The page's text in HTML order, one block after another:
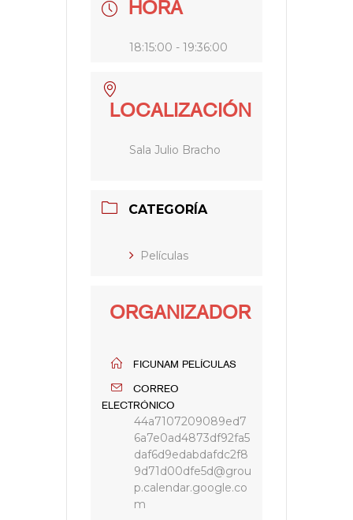
HORA
18:15:00 - 19:36:00
LOCALIZACIÓN
Sala Julio Bracho
CATEGORÍA
Películas
ORGANIZADOR
FICUNAM PELÍCULAS
CORREO
ELECTRÓNICO
44a7107209089ed7
6a7e0ad4873df92fa5
daf6d9edabdafdc2f8
9d71d00dfe5d@grou
p.calendar.google.co
m